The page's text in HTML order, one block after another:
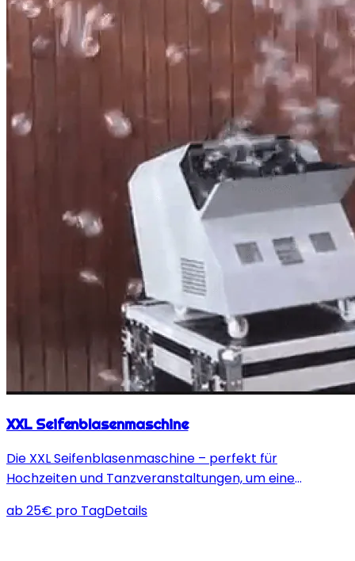
XXL Seifenblasenmaschine
Die XXL Seifenblasenmaschine – perfekt für
Hochzeiten und Tanzveranstaltungen, um eine
schaffen!
ab25€ pro TagDetails